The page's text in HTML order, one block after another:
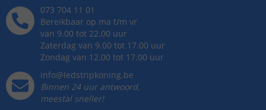
073 704 11 01
Bereikbaar op ma t/m vr
van 9.00 tot 22.00 uur
Zaterdag van 9.00 tot 17.00 uur
Zondag van 12.00 tot 17.00 uur
info@ledstripkoning.be
Binnen 24 uur antwoord,
meestal sneller!